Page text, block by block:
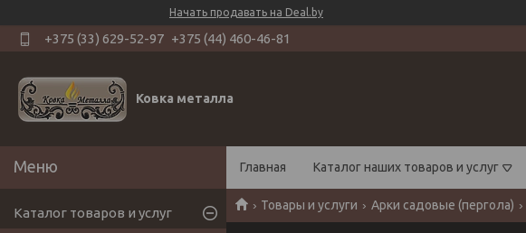
Начать продавать на Deal.by
+375 (33) 629-52-97 +375 (44) 460-46-81
Ковка металла
Главная Каталог наших товаров и услуг
Товары и услуги Арки садовые (пергола)
Каталог товаров и услуг